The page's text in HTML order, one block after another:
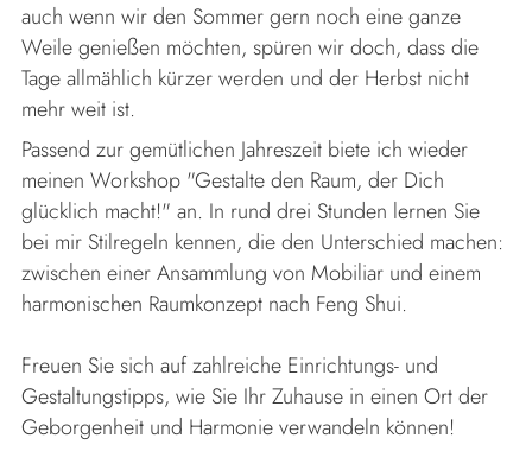
auch wenn wir den Sommer gern noch eine ganze
Weile genießen möchten, spüren wir doch, dass die
Tage allmählich kürzer werden und der Herbst nicht
mehr weit ist.
Passend zur gemütlichen Jahreszeit biete ich wieder
meinen Workshop "Gestalte den Raum, der Dich
glücklich macht!" an. In rund drei Stunden lernen Sie
bei mir Stilregeln kennen, die den Unterschied machen:
zwischen einer Ansammlung von Mobiliar und einem
harmonischen Raumkonzept nach Feng Shui.
Freuen Sie sich auf zahlreiche Einrichtungs- und
Gestaltungstipps, wie Sie Ihr Zuhause in einen Ort der
Geborgenheit und Harmonie verwandeln können!